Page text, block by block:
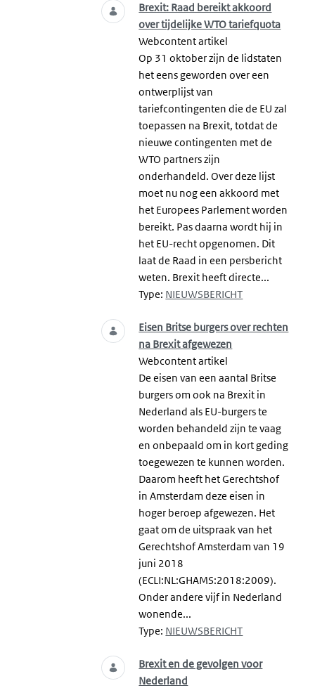
Brexit: Raad bereikt akkoord
over tijdelijke WTO tariefquota
Webcontent artikel
Op 31 oktober zijn de lidstaten
het eens geworden over een
ontwerplijst van
tariefcontingenten die de EU zal
toepassen na Brexit, totdat de
nieuwe contingenten met de
WTO partners zijn
onderhandeld. Over deze lijst
moet nu nog een akkoord met
het Europees Parlement worden
bereikt. Pas daarna wordt hij in
het EU-recht opgenomen. Dit
laat de Raad in een persbericht
weten. Brexit heeft directe...
Type: NIEUWSBERICHT
Eisen Britse burgers over rechten
na Brexit afgewezen
Webcontent artikel
De eisen van een aantal Britse
burgers om ook na Brexit in
Nederland als EU-burgers te
worden behandeld zijn te vaag
en onbepaald om in kort geding
toegewezen te kunnen worden.
Daarom heeft het Gerechtshof
in Amsterdam deze eisen in
hoger beroep afgewezen. Het
gaat om de uitspraak van het
Gerechtshof Amsterdam van 19
juni 2018
(ECLI:NL:GHAMS:2018:2009).
Onder andere vijf in Nederland
wonende...
Type: NIEUWSBERICHT
Brexit en de gevolgen voor
Nederland